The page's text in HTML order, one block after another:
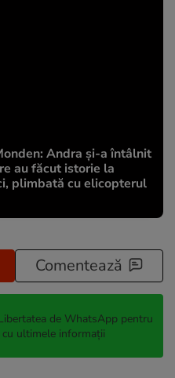
Andra și-a întâlnit
au făcut istorie la
plimbată cu elicopterul
Comentează
de WhatsApp pentru
ultimele informații